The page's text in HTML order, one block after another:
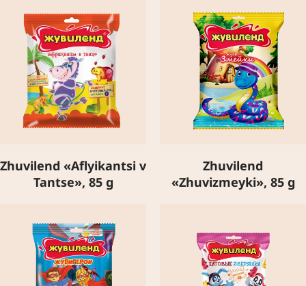
Zhuvilend «Aflyikantsi v
Tantse», 85 g
Zhuvilend
«Zhuvizmeyki», 85 g